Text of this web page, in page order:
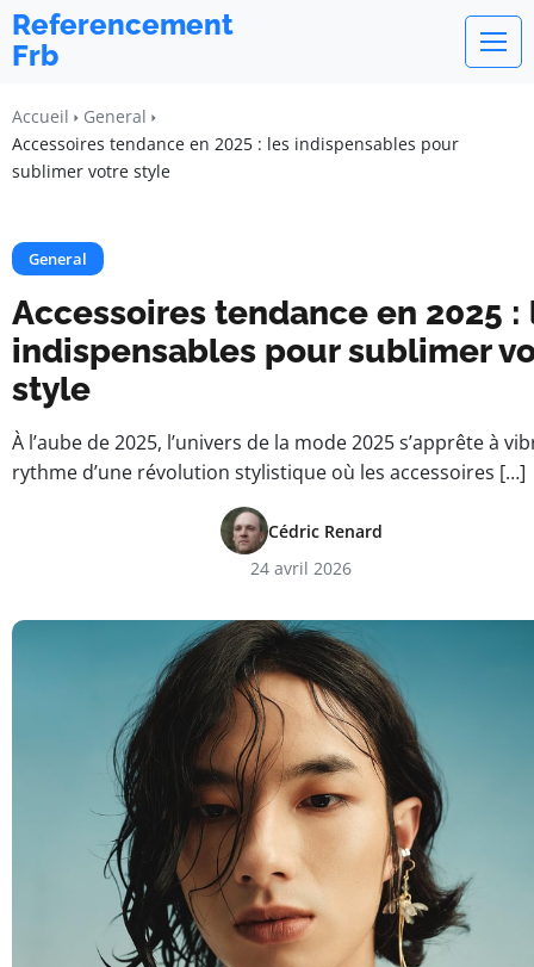
Referencement
Frb
Accueil
General
Accessoires tendance en 2025 : les indispensables pour
sublimer votre style
General
Accessoires tendance en 2025 :
indispensables pour sublimer
style
À l’aube de 2025, l’univers de la mode 2025 s’apprête à
rythme d’une révolution stylistique où les accessoires […]
Cédric Renard
24 avril 2026